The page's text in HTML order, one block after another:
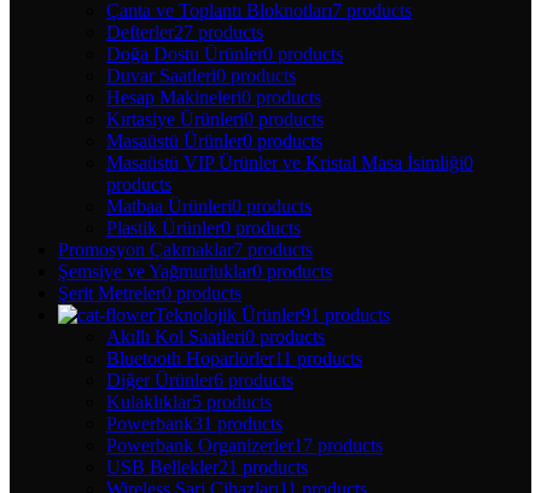
Çanta ve Toplantı Bloknotları7 products
Defterler27 products
Doğa Dostu Ürünler0 products
Duvar Saatleri0 products
Hesap Makineleri0 products
Kırtasiye Ürünleri0 products
Masaüstü Ürünler0 products
Masaüstü VIP Ürünler ve Kristal Masa İsimliği0
products
Matbaa Ürünleri0 products
Plastik Ürünler0 products
Promosyon Çakmaklar7 products
Şemsiye ve Yağmurluklar0 products
Şerit Metreler0 products
Teknolojik Ürünler91 products
Akıllı Kol Saatleri0 products
Bluetooth Hoparlörler11 products
Diğer Ürünler6 products
Kulaklıklar5 products
Powerbank31 products
Powerbank Organizerler17 products
USB Bellekler21 products